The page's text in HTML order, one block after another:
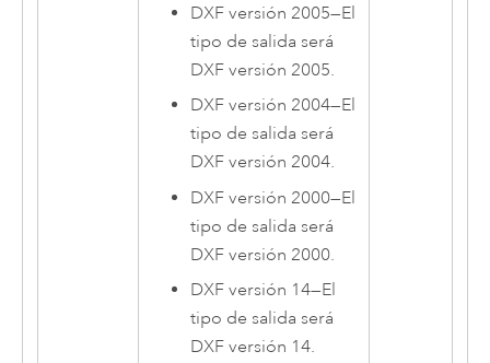
DXF versión 2005—El
tipo de salida será
DXF versión 2005.
DXF versión 2004—El
tipo de salida será
DXF versión 2004.
DXF versión 2000—El
tipo de salida será
DXF versión 2000.
DXF versión 14—El
tipo de salida será
DXF versión 14.